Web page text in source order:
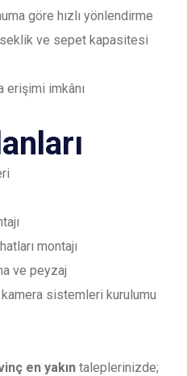
göre hızlı yönlendirme
ve sepet kapasitesi
erişimi imkânı
montajı
ve peyzaj
kamera sistemleri kurulumu
en yakın taleplerinizde;